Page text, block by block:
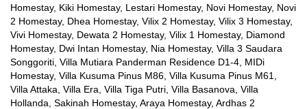
Homestay, Kiki Homestay, Lestari Homestay, Novi Homestay, Novi
2 Homestay, Dhea Homestay, Vilix 2 Homestay, Vilix 3 Homestay,
Vivi Homestay, Dewata 2 Homestay, Vilix 1 Homestay, Diamond
Homestay, Dwi Intan Homestay, Nia Homestay, Villa 3 Saudara
Songgoriti, Villa Mutiara Panderman Residence D1-4, MIDi
Homestay, Villa Kusuma Pinus M86, Villa Kusuma Pinus M61,
Villa Attaka, Villa Era, Villa Tiga Putri, Villa Basanova, Villa
Hollanda, Sakinah Homestay, Araya Homestay, Ardhas 2